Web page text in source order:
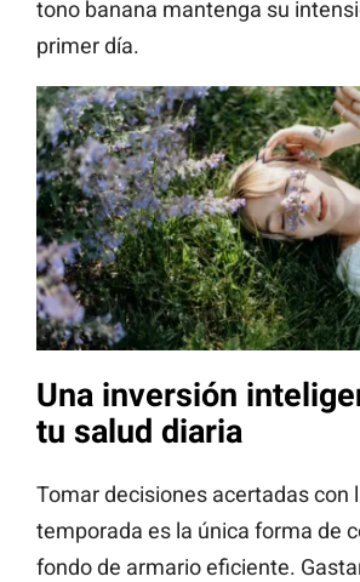
tono banana mantenga su
primer día.
Una inversión
tu salud diaria
Tomar decisiones acertadas con
temporada es la única forma de
fondo de armario eficiente.